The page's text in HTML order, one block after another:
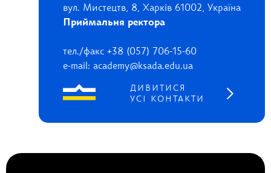
вул. Мистецтв, 8, Харків 61002, Україна
Приймальня ректора
тел./факс +38 (057) 706-15-60
e-mail: academy@ksada.edu.ua
ДИВИТИСЯ
УСІ КОНТАКТИ